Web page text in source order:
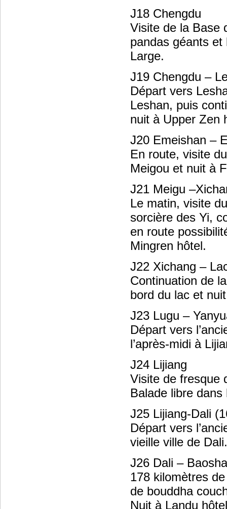
J18 Chengdu
Visite de la Base
pandas géants
Large.
J19 Chengdu –
Départ vers
Leshan, puis
nuit à Upper Zen
J20 Emeishan –
En route, visite
Meigou et nuit à
J21 Meigu
Le matin, visite
sorcière des Yi,
en route
Mingren hôtel.
J22 Xichang –
Continuation de
bord du lac et
J23 Lugu –
Départ vers
l’après-midi à
J24 Lijiang
Visite de fresque
Balade libre dans
J25 Lijiang-Dali
Départ vers
vieille ville de
J26 Dali –
178 kilomètres
de bouddha
Nuit à Landu hôtel